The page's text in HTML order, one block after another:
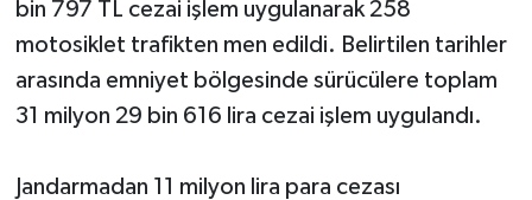
bin 797 TL cezai işlem uygulanarak 258
motosiklet trafikten men edildi. Belirtilen tarihler
arasında emniyet bölgesinde sürücülere toplam
31 milyon 29 bin 616 lira cezai işlem uygulandı.
Jandarmadan 11 milyon lira para cezası